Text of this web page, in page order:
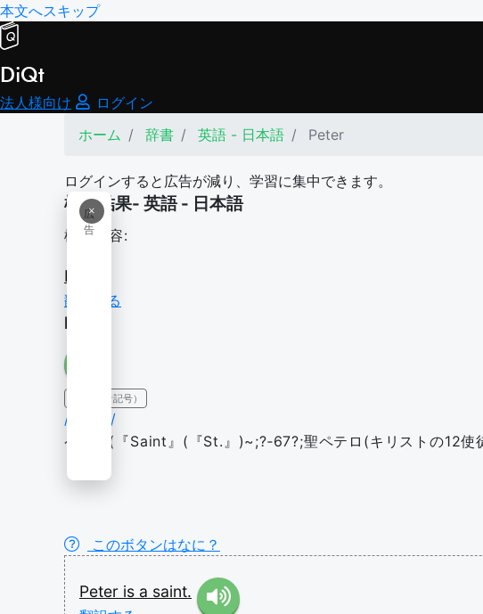
本文へスキップ
DiQt
法人様向け
ログイン
ホーム
辞書 英語 - 日本語 Peter
ログインすると広告が減り、学習に集中できます。
×
広
告
検索結果- 英語 - 日本語
検索内容:
Peter
翻訳する
Peter
IPA（発音記号）
/'piː.tər/
ペテロ(『Saint』(『St.』)~;?‐67?;聖ペテロ(キリストの12
このボタンはなに？
Peter is a saint.